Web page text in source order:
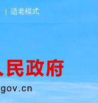
适老模式